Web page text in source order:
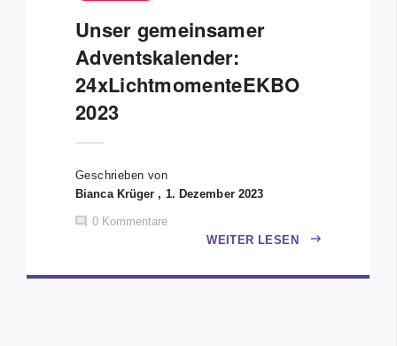
Unser gemeinsamer
Adventskalender:
24xLichtmomenteEKBO
2023
Geschrieben von
Bianca Krüger , 1. Dezember 2023
0 Kommentare
WEITER LESEN